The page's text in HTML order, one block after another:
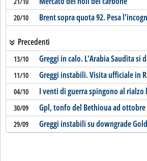
20/10 Brent sopra quota 92. Pesa
Precedenti
13/10 Greggi in calo. L'Arabia Saudita si
11/10 Greggi instabili. Visita ufficiale in
04/10 I venti di guerra spingono al
30/09 Gpl, tonfo del Bethioua ad ottobre
29/09 Greggi instabili su downgrade